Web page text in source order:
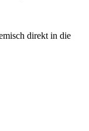
direkt in die